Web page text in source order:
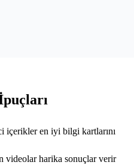
içerikler en iyi bilgi kartlarını
videolar harika sonuçlar verir